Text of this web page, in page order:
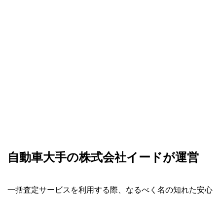
けてもらえて嬉しいです。
自動車大手の株式会社イードが運営
一括査定サービスを利用する際、なるべく名の知れた安心